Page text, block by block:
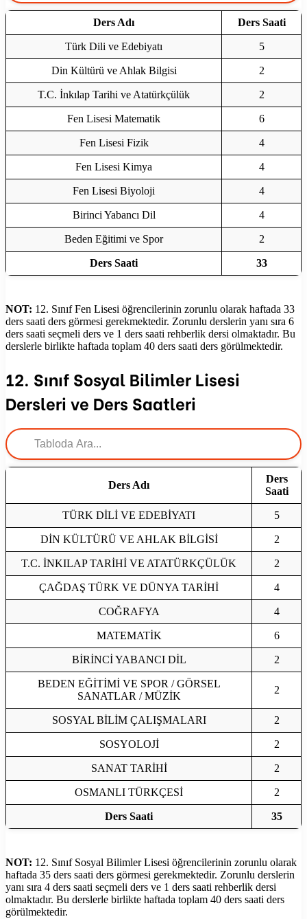
Ders Adı Ders Saati
Türk Dili ve Edebiyatı 5
Din Kültürü ve Ahlak Bilgisi 2
T.C. İnkılap Tarihi ve Atatürkçülük 2
Fen Lisesi Matematik 6
Fen Lisesi Fizik 4
Fen Lisesi Kimya 4
Fen Lisesi Biyoloji 4
Birinci Yabancı Dil 4
Beden Eğitimi ve Spor 2
Ders Saati 33
NOT: 12. Sınıf Fen Lisesi öğrencilerinin zorunlu olarak haftada 33
ders saati ders görmesi gerekmektedir. Zorunlu derslerin yanı sıra 6
ders saati seçmeli ders ve 1 ders saati rehberlik dersi olmaktadır. Bu
derslerle birlikte haftada toplam 40 ders saati ders görülmektedir.
12. Sınıf Sosyal Bilimler Lisesi
Dersleri ve Ders Saatleri
Ders Adı
Ders
Saati
TÜRK DİLİ VE EDEBİYATI 5
DİN KÜLTÜRÜ VE AHLAK BİLGİSİ 2
T.C. İNKILAP TARİHİ VE ATATÜRKÇÜLÜK 2
ÇAĞDAŞ TÜRK VE DÜNYA TARİHİ 4
COĞRAFYA 4
MATEMATİK 6
BİRİNCİ YABANCI DİL 2
BEDEN EĞİTİMİ VE SPOR / GÖRSEL
SANATLAR / MÜZİK
2
SOSYAL BİLİM ÇALIŞMALARI 2
SOSYOLOJİ 2
SANAT TARİHİ 2
OSMANLI TÜRKÇESİ 2
Ders Saati 35
NOT: 12. Sınıf Sosyal Bilimler Lisesi öğrencilerinin zorunlu olarak
haftada 35 ders saati ders görmesi gerekmektedir. Zorunlu derslerin
yanı sıra 4 ders saati seçmeli ders ve 1 ders saati rehberlik dersi
olmaktadır. Bu derslerle birlikte haftada toplam 40 ders saati ders
görülmektedir.